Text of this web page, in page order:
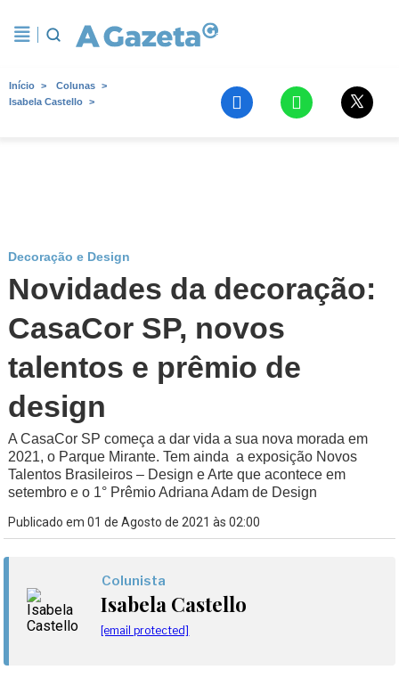
Início
Colunas
Isabela Castello
Decoração e Design
Novidades da decoração:
CasaCor SP, novos
talentos e prêmio de
design
A CasaCor SP começa a dar vida a sua nova morada em
2021, o Parque Mirante. Tem ainda a exposição Novos
Talentos Brasileiros – Design e Arte que acontece em
setembro e o 1° Prêmio Adriana Adam de Design
Publicado em 01 de Agosto de 2021 às 02:00
Colunista
Isabela Castello
[email protected]